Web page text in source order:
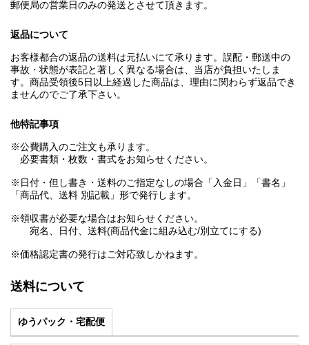
郵便局の営業日のみの発送とさせて頂きます。
返品について
お客様都合の返品の送料は元払いにて承ります。誤配・郵送中の
事故・状態が表記と著しく異なる場合は、当店が負担いたしま
す。商品受領後5日以上経過した商品は、理由に関わらず返品でき
ませんのでご了承下さい。
他特記事項
※公費購入のご注文も承ります。
必要書類・枚数・書式をお知らせください。
※日付・但し書き・送料のご指定なしの場合「入金日」「書名」
「商品代、送料 別記載」形で発行します。
※領収書が必要な場合はお知らせください。
宛名、日付、送料(商品代金に組み込む/別立てにする)
※価格認定書の発行はご対応致しかねます。
送料について
ゆうパック・宅配便